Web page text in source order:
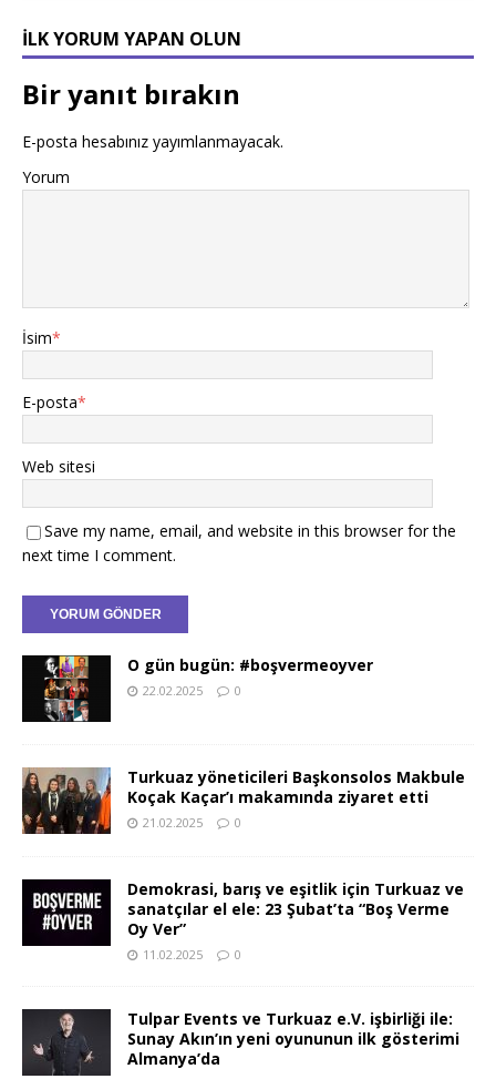
İLK YORUM YAPAN OLUN
Bir yanıt bırakın
E-posta hesabınız yayımlanmayacak.
Yorum
İsim*
E-posta*
Web sitesi
Save my name, email, and website in this browser for the
next time I comment.
O gün bugün: #boşvermeoyver
22.02.2025 0
Turkuaz yöneticileri Başkonsolos Makbule
Koçak Kaçar’ı makamında ziyaret etti
21.02.2025 0
Demokrasi, barış ve eşitlik için Turkuaz ve
sanatçılar el ele: 23 Şubat’ta “Boş Verme
Oy Ver”
11.02.2025 0
Tulpar Events ve Turkuaz e.V. işbirliği ile:
Sunay Akın’ın yeni oyununun ilk gösterimi
Almanya’da